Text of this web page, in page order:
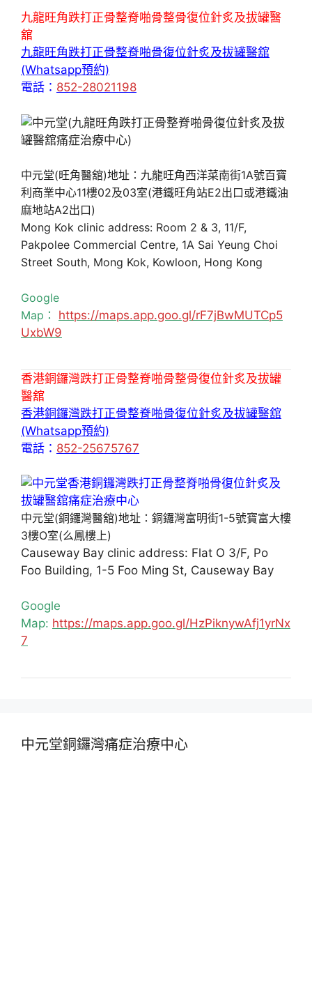
九龍旺角跌打正骨整脊啪骨整骨復位針炙及拔罐醫
舘
九龍旺角跌打正骨整脊啪骨復位針炙及拔罐醫舘
(Whatsapp預約)
電話： 852-28021198
中元堂(旺角醫舘)地址：九龍旺角西洋菜南街1A號百寶
利商業中心11樓02及03室(港鐵旺角站E2出口或港鐵油
麻地站A2出口)
Mong Kok clinic address: Room 2 & 3, 11/F,
Pakpolee Commercial Centre, 1A Sai Yeung Choi
Street South, Mong Kok, Kowloon, Hong Kong
Google
Map： https://maps.app.goo.gl/rF7jBwMUTCp5
UxbW9
香港銅鑼灣跌打正骨整脊啪骨整骨復位針炙及拔罐
醫舘
香港銅鑼灣跌打正骨整脊啪骨復位針炙及拔罐醫舘
(Whatsapp預約)
電話： 852-25675767
中元堂(銅鑼灣醫舘)地址：銅鑼灣富明街1-5號寶富大樓
3樓O室(么鳳樓上)
Causeway Bay clinic address: Flat O 3/F, Po
Foo Building, 1-5 Foo Ming St, Causeway Bay
Google
Map: https://maps.app.goo.gl/HzPiknywAfj1yrNx
7
中元堂銅鑼灣痛症治療中心